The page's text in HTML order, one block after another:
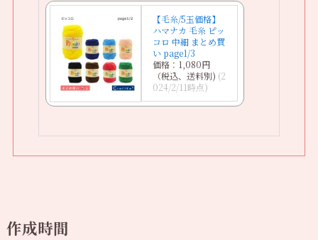
【毛糸/5玉価格】
ハマナカ 毛糸 ピッ
コロ 中細 まとめ買
い page1/3
価格：1,080円
（税込、送料別) (2
024/2/11時点)
作成時間